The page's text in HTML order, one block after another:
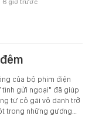
6 giờ trước
của bộ phim điện
tình gửi ngoại" đã giúp
từ cô gái vô danh trở
trong những gương…